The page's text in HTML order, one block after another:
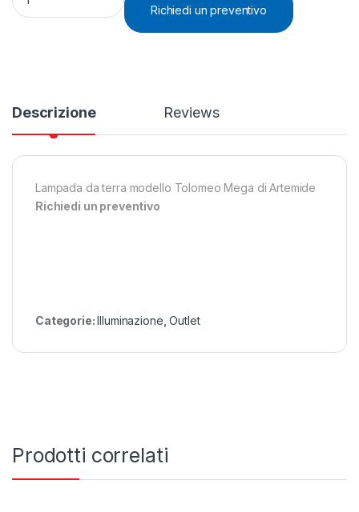
Richiedi un preventivo
Descrizione Reviews
Lampada da terra modello Tolomeo Mega di Artemide
Richiedi un preventivo
Categorie:Illuminazione ,Outlet
Prodotti correlati